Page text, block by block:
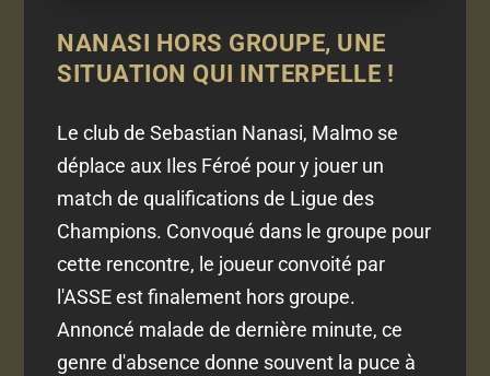
NANASI HORS GROUPE, UNE
SITUATION QUI INTERPELLE !
Le club de Sebastian Nanasi, Malmo se
déplace aux Iles Féroé pour y jouer un
match de qualifications de Ligue des
Champions. Convoqué dans le groupe pour
cette rencontre, le joueur convoité par
l'ASSE est finalement hors groupe.
Annoncé malade de dernière minute, ce
genre d'absence donne souvent la puce à